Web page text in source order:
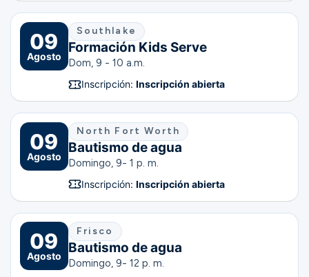
09
Agosto
Southlake
Formación Kids Serve
Dom, 9 - 10 a.m.
Inscripción: Inscripción abierta
09
Agosto
North Fort Worth
Bautismo de agua
Domingo, 9- 1 p. m.
Inscripción: Inscripción abierta
09
Agosto
Frisco
Bautismo de agua
Domingo, 9- 12 p. m.